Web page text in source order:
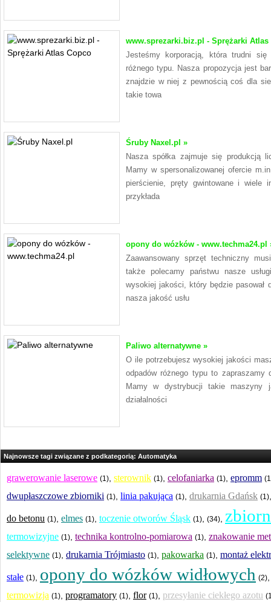
www.sprezarki.biz.pl - Sprężarki Atlas
Jesteśmy korporacją, która trudni się
różnego typu. Nasza propozycja jest
znajdzie w niej z pewnością coś dla
takie towa
Śruby Naxel.pl »
Nasza spółka zajmuje się produkcją
Mamy w spersonalizowanej ofercie
pierścienie, pręty gwintowane i wiele
przykłada
opony do wózków - www.techma24.pl
Zaawansowany sprzęt techniczny
także polecamy państwu nasze
wysokiej jakości, który będzie pasował
nasza jakość usłu
Paliwo alternatywne »
O ile potrzebujesz wysokiej jakości
odpadów różnego typu to
Mamy w dystrybucji takie maszyny
działalności
Najnowsze tagi związane z podkategorią: Automatyka
grawerowanie laserowe (1), sterownik (1), celofaniarka (1), epromm
dwupłaszczowe zbiorniki (1), linia pakująca (1), drukarnia Gdańsk (1)
do betonu (1), elmes (1), toczenie otworów Śląsk (1), (34),
termowizyjne (1), technika kontrolno-pomiarowa (1), znakowanie
selektywne (1), drukarnia Trójmiasto (1), pakowarka (1), montaż
stałe (1), opony do wózków widłowych (2)
termowizja (1), programatory (1), flor (1), przesyłanie ciekłego azotu